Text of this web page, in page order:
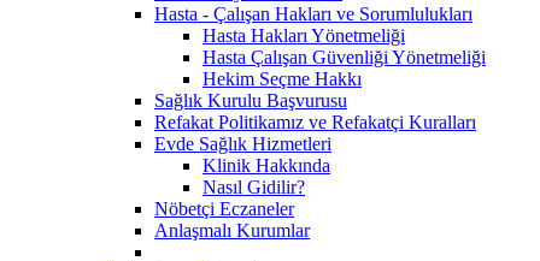
Hasta - Çalışan Hakları ve Sorumlulukları
Hasta Hakları Yönetmeliği
Hasta Çalışan Güvenliği Yönetmeliği
Hekim Seçme Hakkı
Sağlık Kurulu Başvurusu
Refakat Politikamız ve Refakatçi Kuralları
Evde Sağlık Hizmetleri
Klinik Hakkında
Nasıl Gidilir?
Nöbetçi Eczaneler
Anlaşmalı Kurumlar